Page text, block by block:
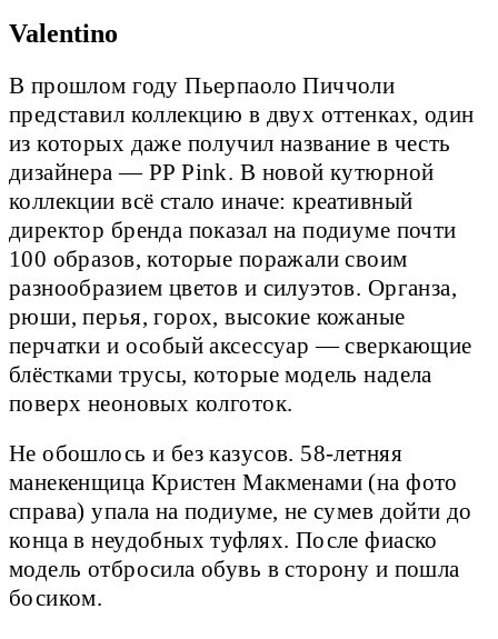
Valentino
В прошлом году Пьерпаоло Пиччоли
представил коллекцию в двух оттенках, один
из которых даже получил название в честь
дизайнера — PP Pink. В новой кутюрной
коллекции всё стало иначе: креативный
директор бренда показал на подиуме почти
100 образов, которые поражали своим
разнообразием цветов и силуэтов. Органза,
рюши, перья, горох, высокие кожаные
перчатки и особый аксессуар — сверкающие
блёстками трусы, которые модель надела
поверх неоновых колготок.
Не обошлось и без казусов. 58-летняя
манекенщица Кристен Макменами (на фото
справа) упала на подиуме, не сумев дойти до
конца в неудобных туфлях. После фиаско
модель отбросила обувь в сторону и пошла
босиком.